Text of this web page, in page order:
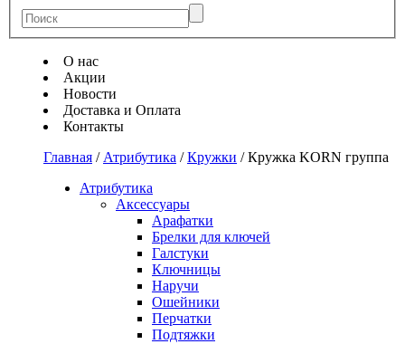
О нас
Акции
Новости
Доставка и Оплата
Контакты
Главная / Атрибутика /Кружки /Кружка KORN группа
Атрибутика
Аксессуары
Арафатки
Брелки для ключей
Галстуки
Ключницы
Наручи
Ошейники
Перчатки
Подтяжки